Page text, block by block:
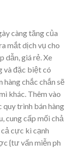
càng tăng của
mắt dịch vụ cho
dẫn, giá rẻ. Xe
và đặc biệt có
hàng chắc chắn sẽ
khác. Thêm vào
quy trình bán hàng
cung cấp mối chả
cực kì cạnh
{tư vấn miễn ph